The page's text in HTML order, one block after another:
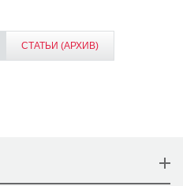
СТАТЬИ (АРХИВ)